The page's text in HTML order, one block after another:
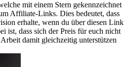
mit einem Stern gekennzeichnet
Affiliate-Links. Dies bedeutet, dass
erhalte, wenn du über diesen Link
ist, dass sich der Preis für euch nicht
damit gleichzeitig unterstützen